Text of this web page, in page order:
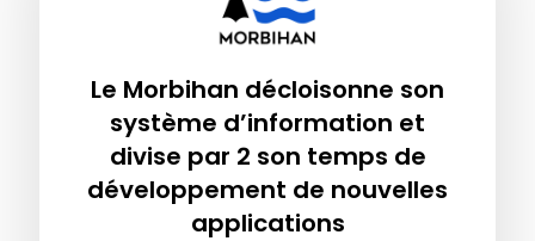
Le Morbihan décloisonne son
système d’information et
divise par 2 son temps de
développement de nouvelles
applications